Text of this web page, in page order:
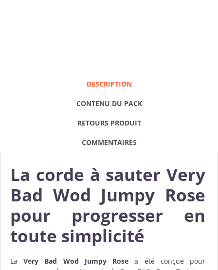
DESCRIPTION
CONTENU DU PACK
RETOURS PRODUIT
COMMENTAIRES
La corde à sauter Very
Bad Wod Jumpy Rose
pour progresser en
toute simplicité
LaVery Bad Wod Jumpy Rose a été conçue pour